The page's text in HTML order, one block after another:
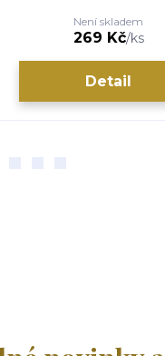
269 Kč/ks
Není skladem
Detail